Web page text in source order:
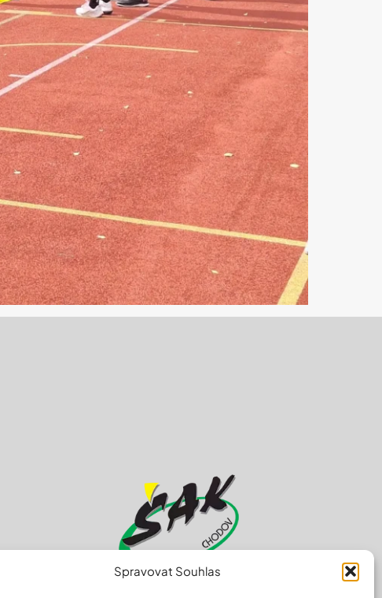
Spravovat Souhlas